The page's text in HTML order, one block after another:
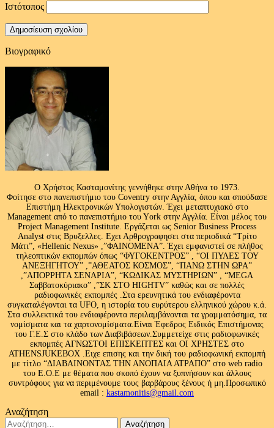
Ιστότοπος
Βιογραφικό
Ο Χρήστος Κασταμονίτης γεννήθηκε στην Αθήνα το 1973.
Φοίτησε στο πανεπιστήμιο του Coventry στην Αγγλία, όπου και σπούδασε
Επιστήμη Ηλεκτρονικών Υπολογιστών. Έχει μεταπτυχιακό στο
Management από το πανεπιστήμιο του Υork στην Αγγλία. Είναι μέλος του
Project Management Institute. Εργάζεται ως Senior Business Process
Analyst στις Βρυξελλες. Εχει Αρθρογραφησει στα περιοδικά “Τρίτο
Μάτι”, «Hellenic Nexus» ,”ΦΑΙΝΟΜΕΝΑ”. Έχει εμφανιστεί σε πλήθος
τηλεοπτικών εκπομπών όπως “ΦΥΓΟΚΕΝΤΡΟΣ” , “ΟΙ ΠΥΛΕΣ ΤΟΥ
ΑΝΕΞΗΓΗΤΟΥ” ,”ΑΘΕΑΤΟΣ ΚΟΣΜΟΣ”, “ΠΑΝΩ ΣΤΗΝ ΩΡΑ”
,”ΑΠΟΡΡΗΤΑ ΣΕΝΑΡΙΑ”, “ΚΩΔΙΚΑΣ ΜΥΣΤΗΡΙΩΝ” , “MEGA
Σαββατοκύριακο” ,”ΣΚ ΣΤΟ HIGHTV” καθώς και σε πολλές
ραδιοφωνικές εκπομπές .Στα ερευνητικά του ενδιαφέροντα
συγκαταλέγονται τα UFO, η ιστορία του ευρύτερου ελληνικού χώρου κ.ά.
Στα συλλεκτικά του ενδιαφέροντα περιλαμβάνονται τα γραμματόσημα, τα
νομίσματα και τα χαρτονομίσματα.Είναι Έφεδρος Ειδικός Επιστήμονας
του Γ.Ε.Σ στο κλάδο των Διαβιβάσεων.Συμμετείχε στις ραδιοφωνικές
εκπομπές ΑΓΝΩΣΤΟΙ ΕΠΙΣΚΕΠΤΕΣ και ΟΙ ΧΡΗΣΤΕΣ στο
ATHENSJUKEBOX .Ειχε επισης και την δική του ραδιοφωνική εκπομπή
με τίτλο “ΔΙΑΒΑΙΝΟΝΤΑΣ ΤΗΝ ΑΝΟΠΑΙΑ ΑΤΡΑΠΟ” στο web radio
του Ε.Ο.Ε με θέματα που σκοπό έχουν να ξυπνήσουν και άλλους
συντρόφους για να περιμένουμε τους βαρβάρους ξένους ή μη.Προσωπικό
email : kastamonitis@gmail.com
Αναζήτηση
Αναζήτηση